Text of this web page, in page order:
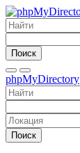
Поиск
phpMyDirectory
Поиск